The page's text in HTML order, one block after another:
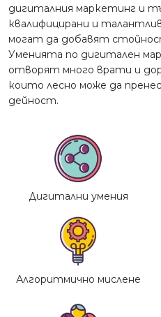
дигиталния маркетинг и
квалифицирани и
могат да добавят
Уменията по дигитален
отворят много врати и
които лесно може да
дейност.
Дигитални умения
Алгоритмично мислене